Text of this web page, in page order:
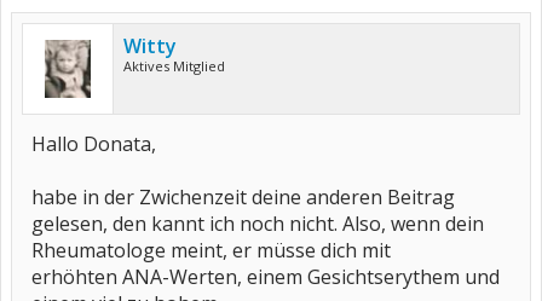
Witty
Aktives Mitglied
Hallo Donata,
habe in der Zwichenzeit deine anderen Beitrag
gelesen, den kannt ich noch nicht. Also, wenn dein
Rheumatologe meint, er müsse dich mit
erhöhten ANA-Werten, einem Gesichtserythem und